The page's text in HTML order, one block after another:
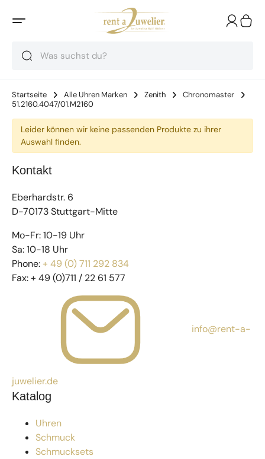
Suche
Startseite Alle Uhren Marken Zenith
Chronomaster
51.2160.4047/01.M2160
Leider können wir keine passenden Produkte zu ihrer
Auswahl finden.
Kontakt
Eberhardstr. 6
D-70173 Stuttgart-Mitte
Mo-Fr: 10-19 Uhr
Sa: 10-18 Uhr
Phone:+ 49 (0) 711 292 834
Fax:+ 49 (0)711 / 22 61 577
info@rent-a-
juwelier.de
Katalog
Uhren
Schmuck
Schmucksets